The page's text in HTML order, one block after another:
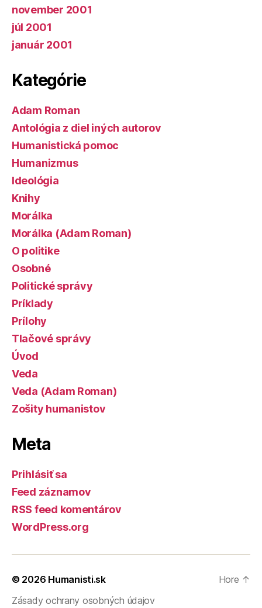
november 2001
júl 2001
január 2001
Kategórie
Adam Roman
Antológia z diel iných autorov
Humanistická pomoc
Humanizmus
Ideológia
Knihy
Morálka
Morálka (Adam Roman)
O politike
Osobné
Politické správy
Príklady
Prílohy
Tlačové správy
Úvod
Veda
Veda (Adam Roman)
Zošity humanistov
Meta
Prihlásiť sa
Feed záznamov
RSS feed komentárov
WordPress.org
© 2026 Humanisti.sk
Zásady ochrany osobných údajov
Hore ↑